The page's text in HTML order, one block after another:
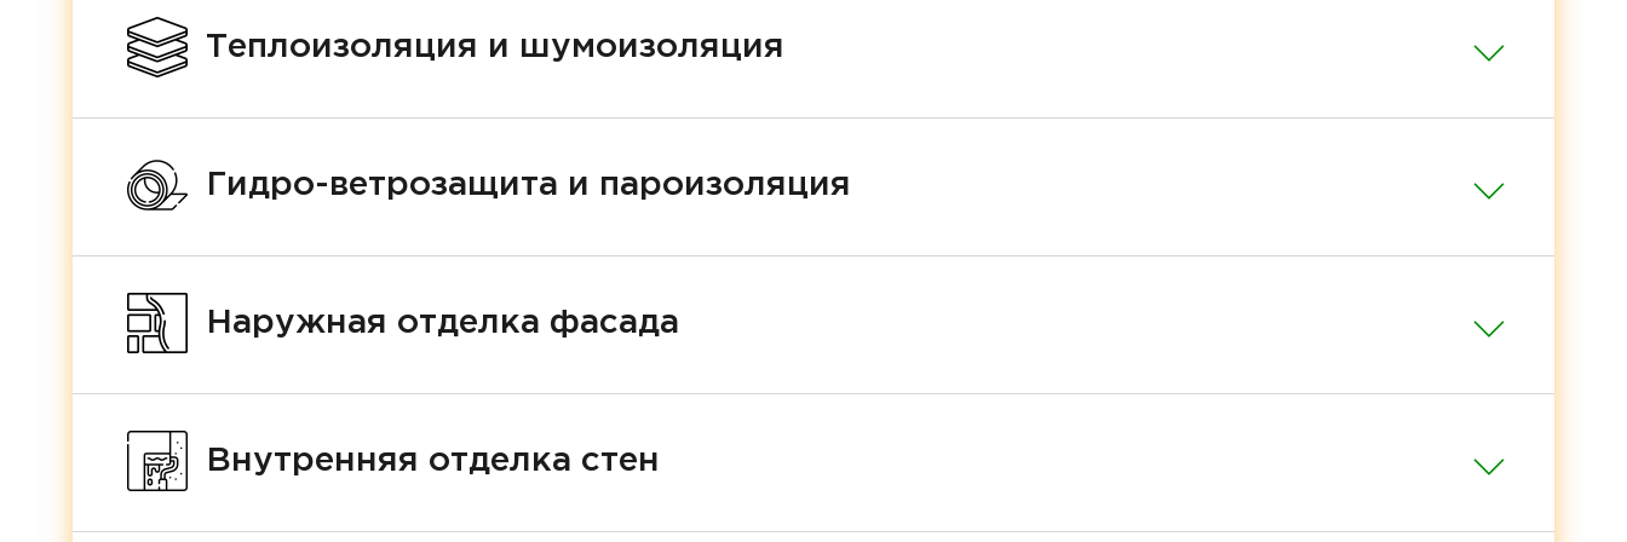
Теплоизоляция и шумоизоляция
Гидро-ветрозащита и пароизоляция
Наружная отделка фасада
Внутренняя отделка стен